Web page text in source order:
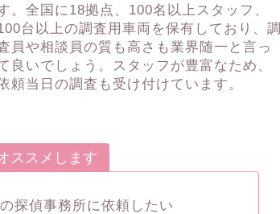
。全国に18拠点、100名以上スタッフ、
台以上の調査用車両を保有しており、調
員や相談員の質も高さも業界随一と言っ
良いでしょう。スタッフが豊富なため、
頼当日の調査も受け付けています。
ススメします
探偵事務所に依頼したい